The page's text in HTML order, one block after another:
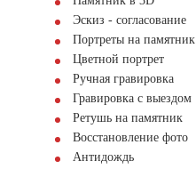
Эскиз - согласование
Портреты на памятник
Цветной портрет
Ручная гравировка
Гравировка с выездом
Ретушь на памятник
Восстановление фото
Антидождь